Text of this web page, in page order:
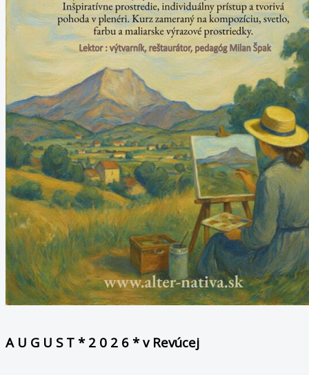
A U G U S T * 2 0 2 6 * v Revúcej